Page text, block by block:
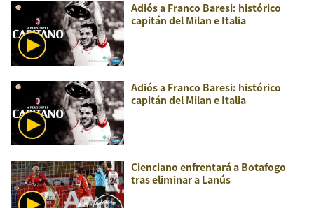
Adiós a Franco Baresi: histórico
capitán del Milan e Italia
Adiós a Franco Baresi: histórico
capitán del Milan e Italia
Cienciano enfrentará a Botafogo
tras eliminar a Lanús